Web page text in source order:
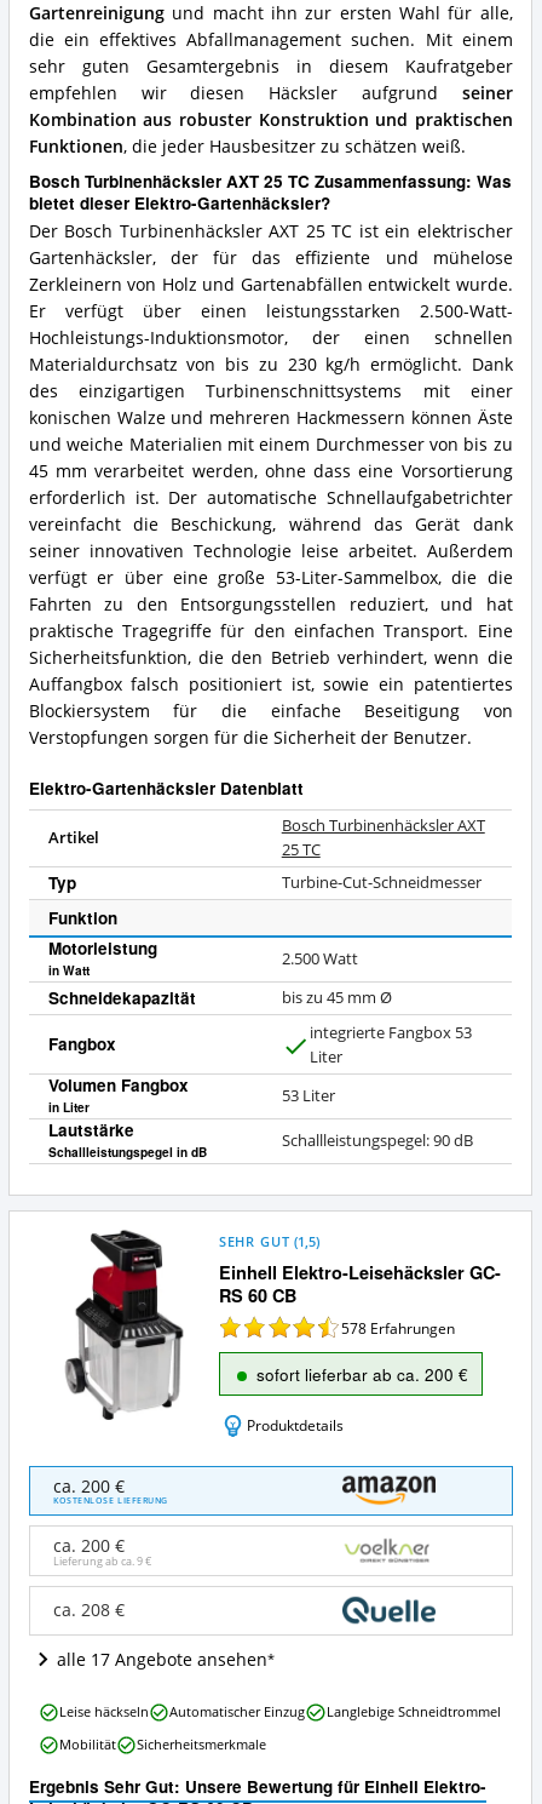
Gartenreinigungund macht ihn zur ersten Wahl für alle,
die ein effektives Abfallmanagement suchen. Mit einem
sehr guten Gesamtergebnis in diesem Kaufratgeber
empfehlen wir diesen Häcksler aufgrund seiner
Kombination aus robuster Konstruktion und praktischen
Funktionen, die jeder Hausbesitzer zu schätzen weiß.
Bosch Turbinenhäcksler AXT 25 TC Zusammenfassung: Was
bietet dieser Elektro-Gartenhäcksler?
Der Bosch Turbinenhäcksler AXT 25 TC ist ein elektrischer
Gartenhäcksler, der für das effiziente und mühelose
Zerkleinern von Holz und Gartenabfällen entwickelt wurde.
Er verfügt über einen leistungsstarken 2.500-Watt-
Hochleistungs-Induktionsmotor, der einen schnellen
Materialdurchsatz von bis zu 230 kg/h ermöglicht. Dank
des einzigartigen Turbinenschnittsystems mit einer
konischen Walze und mehreren Hackmessern können Äste
und weiche Materialien mit einem Durchmesser von bis zu
45 mm verarbeitet werden, ohne dass eine Vorsortierung
erforderlich ist. Der automatische Schnellaufgabetrichter
vereinfacht die Beschickung, während das Gerät dank
seiner innovativen Technologie leise arbeitet. Außerdem
verfügt er über eine große 53-Liter-Sammelbox, die die
Fahrten zu den Entsorgungsstellen reduziert, und hat
praktische Tragegriffe für den einfachen Transport. Eine
Sicherheitsfunktion, die den Betrieb verhindert, wenn die
Auffangbox falsch positioniert ist, sowie ein patentiertes
Blockiersystem für die einfache Beseitigung von
Verstopfungen sorgen für die Sicherheit der Benutzer.
Elektro-Gartenhäcksler Datenblatt
Artikel
Bosch Turbinenhäcksler AXT
25 TC
Typ Turbine-Cut-Schneidmesser
Funktion
Motorleistung
in Watt
2.500Watt
Schneidekapazität bis zu 45 mm Ø
Fangbox
a
integrierte Fangbox 53
Liter
Volumen Fangbox
in Liter
53 Liter
Lautstärke
Schallleistungspegel in dB
Schallleistungspegel: 90 dB
Einhell Elektro-Leisehäcksler GC-
RS 60 CB
SEHR GUT (1,5)
578 Erfahrungen
sofort lieferbar ab ca. 200 €
Produktdetails
Elektro-
Leisehäcksler
GC-
60
Angebote:
Wo
ist
Elektro-
Gartenhäcksler
erhältlich?
ca. 200 €
KOSTENLOSE LIEFERUNG
ca. 200 €
Lieferung ab ca.9 €
ca. 208 €
alle 17 Angebote ansehen
Ergebnis Sehr Gut: Unsere Bewertung für Einhell Elektro-
Einhell
Elektro-
Leisehäcksler
RS
Leise häckseln Automatischer Einzug
Langlebige Schneidtrommel
Mobilität
Sicherheitsmerkmale